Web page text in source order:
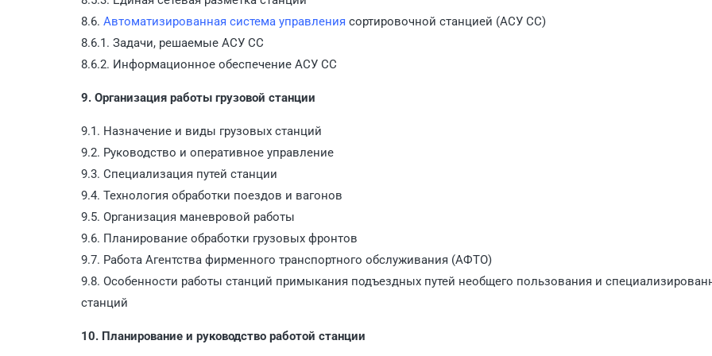
8.6. Автоматизированная система управления сортировочной станцией (АСУ СС)
8.6.1. Задачи, решаемые АСУ СС
8.6.2. Информационное обеспечение АСУ СС
9. Организация работы грузовой станции
9.1. Назначение и виды грузовых станций
9.2. Руководство и оперативное управление
9.3. Специализация путей станции
9.4. Технология обработки поездов и вагонов
9.5. Организация маневровой работы
9.6. Планирование обработки грузовых фронтов
9.7. Работа Агентства фирменного транспортного обслуживания (АФТО)
9.8. Особенности работы станций примыкания подъездных путей необщего пользования и
станций
10. Планирование и руководство работой станции